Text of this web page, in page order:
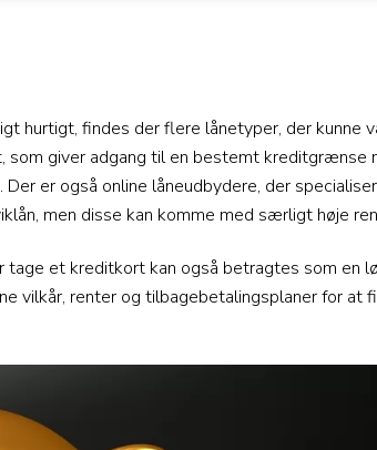
hurtigt, findes der flere lånetyper, der kunne
giver adgang til en bestemt kreditgrænse
er også online låneudbydere, der
men disse kan komme med særligt høje
et kreditkort kan også betragtes som en
vilkår, renter og tilbagebetalingsplaner for at